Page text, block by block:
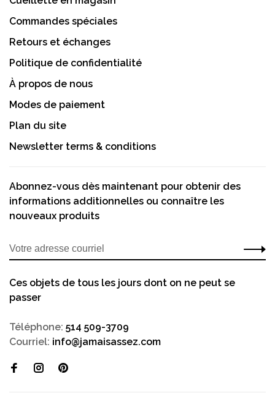
Commandes spéciales
Retours et échanges
Politique de confidentialité
À propos de nous
Modes de paiement
Plan du site
Newsletter terms & conditions
Abonnez-vous dès maintenant pour obtenir des
informations additionnelles ou connaître les
nouveaux produits
Ces objets de tous les jours dont on ne peut se
passer
Téléphone: 514 509-3709
Courriel: info@jamaisassez.com